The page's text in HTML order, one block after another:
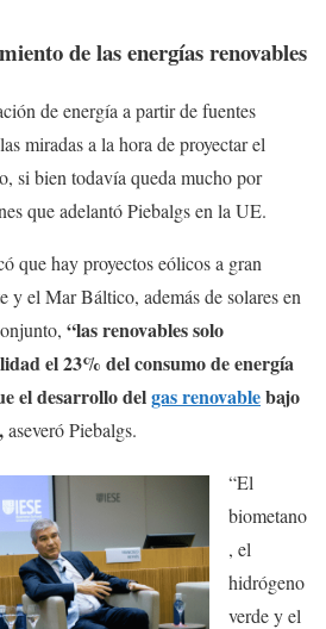
de las energías renovables
de energía a partir de fuentes
miradas a la hora de proyectar el
si bien todavía queda mucho por
que adelantó Piebalgs en la UE.
que hay proyectos eólicos a gran
y el Mar Báltico, además de solares en
“las renovables solo
el 23% del consumo de energía
el desarrollo delgas renovablebajo
aseveró Piebalgs.
“El
biometano
, el
hidrógeno
verde y el